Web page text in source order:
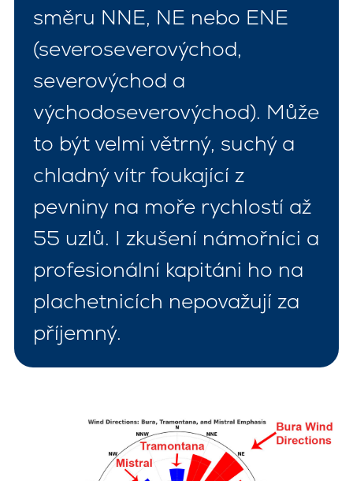
směru NNE, NE nebo ENE
(severoseverovýchod,
severovýchod a
východoseverovýchod). Může
to být velmi větrný, suchý a
chladný vítr foukající z
pevniny na moře rychlostí až
55 uzlů. I zkušení námořníci a
profesionální kapitáni ho na
plachetnicích nepovažují za
příjemný.